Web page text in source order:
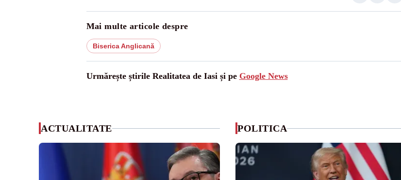
Mai multe articole despre
Biserica Anglicană
Urmărește știrile Realitatea de Iasi și pe Google News
ACTUALITATE POLITICA